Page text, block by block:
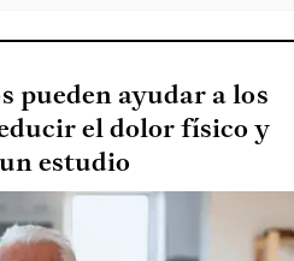
pueden ayudar a los
el dolor físico y
estudio